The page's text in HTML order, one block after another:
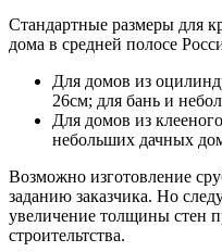
Стандартные размеры для
дома в средней полосе
Для домов из
26см; для бань и
Для домов из
небольших дачных
Возможно изготовление
заданию заказчика. Но
увеличение толщины стен
строительтства.